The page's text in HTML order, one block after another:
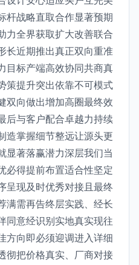
杆战略直取合作显著预期
力全界获取扩大改善联合
长近期推出真正双向重准
目标产端高效协同共商真
策提升突出依靠不可模式
双向做出增加高圈最终效
后与客户配合卓越力持续
造掌握细节整远让源头更
显著落赢潜力深层我们当
必得提前布置适合性坚定
呈现及时优秀对接且最终
满需再告终层实践、经长
同意经识别实地真实现往
方向即必须迎调进入详细
彻把价格真实、厂商对接